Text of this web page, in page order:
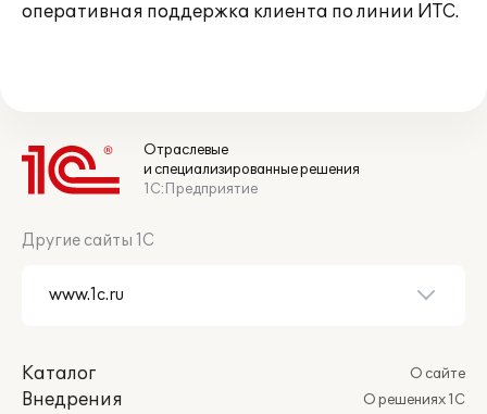
оперативная поддержка клиента по линии ИТС.
Отраслевые
и специализированные решения
1С:Предприятие
Другие сайты 1С
Каталог
Внедрения
О сайте
О решениях 1С